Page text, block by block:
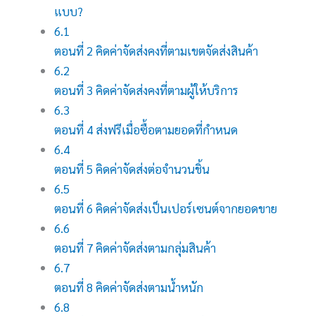
แบบ?
6.1
ตอนที่ 2 คิดค่าจัดส่งคงที่ตามเขตจัดส่งสินค้า
6.2
ตอนที่ 3 คิดค่าจัดส่งคงที่ตามผู้ให้บริการ
6.3
ตอนที่ 4 ส่งฟรีเมื่อซื้อตามยอดที่กำหนด
6.4
ตอนที่ 5 คิดค่าจัดส่งต่อจำนวนชิ้น
6.5
ตอนที่ 6 คิดค่าจัดส่งเป็นเปอร์เซนต์จากยอดขาย
6.6
ตอนที่ 7 คิดค่าจัดส่งตามกลุ่มสินค้า
6.7
ตอนที่ 8 คิดค่าจัดส่งตามน้ำหนัก
6.8